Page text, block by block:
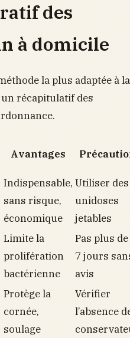
des
à domicile
la plus adaptée à la
récapitulatif des
Avantages
Indispensable,
sans risque,
économique
Utiliser des
unidoses
jetables
Limite la
prolifération
bactérienne
Pas plus de
7 jours
avis
Protège la
cornée,
soulage
Vérifier
l’absence